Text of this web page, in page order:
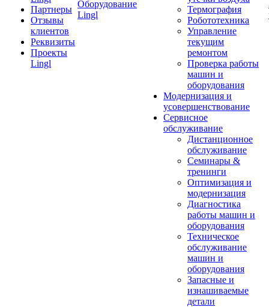
Партнеры
Отзывы
клиентов
Реквизиты
Проекты
Lingl
Оборудование
Lingl
Термография
Робототехника
Управление
текущим
ремонтом
Проверка работы
машин и
оборудования
Модернизация и
усовершенствование
Сервисное
обслуживание
Дистанционное
обслуживание
Семинары &
тренинги
Оптимизация и
модернизация
Диагностика
работы машин и
оборудования
Техническое
обслуживание
машин и
оборудования
Запасные и
изнашиваемые
детали